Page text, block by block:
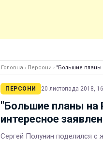
Головна › Персони › "Большие планы
ПЕРСОНИ 20 листопада 2018,
"Большие планы на
интересное
Сергей Полунин поделился с